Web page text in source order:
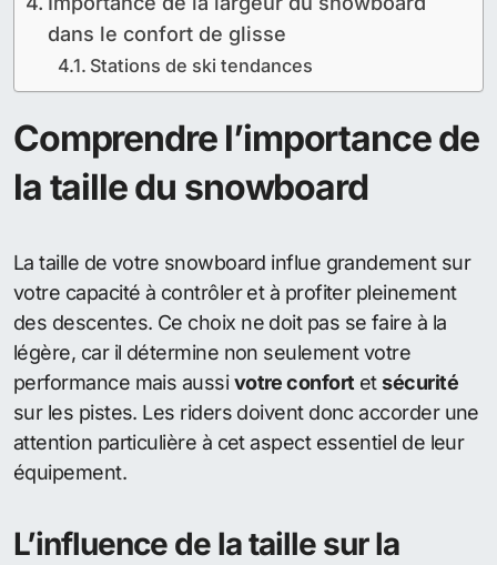
dans le confort de glisse
Stations de ski tendances
Comprendre l’importance de
la taille du snowboard
La taille de votre snowboard influe grandement sur
votre capacité à contrôler et à profiter pleinement
des descentes. Ce choix ne doit pas se faire à la
légère, car il détermine non seulement votre
performance mais aussivotre confort etsécurité
sur les pistes. Les riders doivent donc accorder une
attention particulière à cet aspect essentiel de leur
équipement.
L’influence de la taille sur la